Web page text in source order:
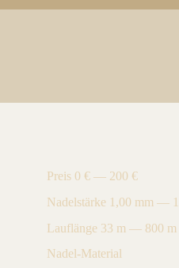
Preis 0 € — 200 €
Nadelstärke 1,00 mm —
Lauflänge 33 m — 800 m
Nadel-Material